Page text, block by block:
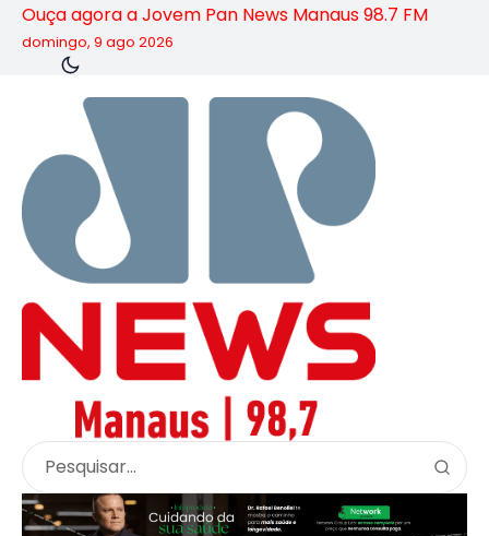
Ouça agora a Jovem Pan News Manaus 98.7 FM
domingo, 9 ago 2026